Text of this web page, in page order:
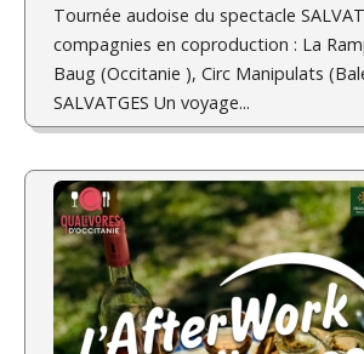
Tournée audoise du spectacle
compagnies en coproduction : La
Baug (Occitanie ), Circ Manipulats
SALVATGES Un voyage...